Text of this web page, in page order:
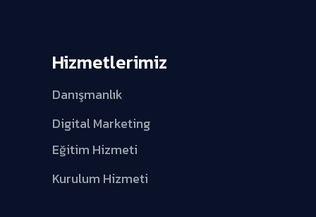
Hizmetlerimiz
Danışmanlık
Digital Marketing
Eğitim Hizmeti
Kurulum Hizmeti